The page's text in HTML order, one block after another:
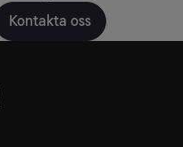
Kontakta oss